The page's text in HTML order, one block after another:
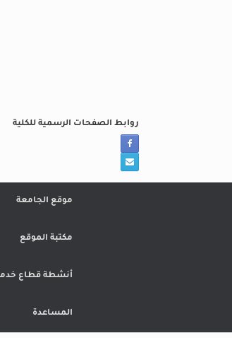
روابط الصفحات الرسمية للكلية
موقع الجامعة
مكتبة الموقع
أنشطة قطاع خدمة
المساعدة